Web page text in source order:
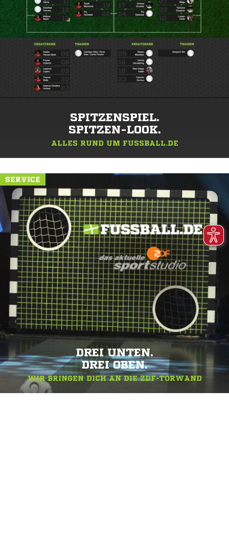
SPITZENSPIEL.
SPITZEN-LOOK.
ALLES RUND UM FUSSBALL.DE
SERVICE
DREI UNTEN.
DREI OBEN.
WIR BRINGEN DICH AN DIE ZDF-TORWAND